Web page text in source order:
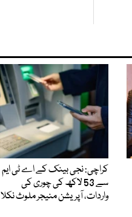
کراچی: نجی بینک کے اے ٹی ایم
سے 53 لاکھ کی چوری کی
واردات، آپریشن منیجر ملوث نکلا